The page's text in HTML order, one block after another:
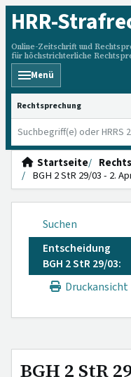
HRR-
Online-Zeitschrift und
für höchstrichterliche
Menü
HRRS durchsuchen
Startseite
BGH 2 StR 29/03 - 2.
Suchen
Entscheidung
BGH 2 StR 29/03:
Druckansicht
BGH 2 StR